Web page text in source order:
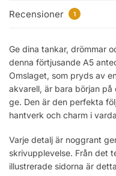
Recensioner 1
Ge dina tankar, drömmar
denna förtjusande A5
Omslaget, som pryds av
akvarell, är bara början
ge. Den är den perfekta
hantverk och charm i
Varje detalj är noggrant
skrivupplevelse. Från det
illustrerade sidorna är